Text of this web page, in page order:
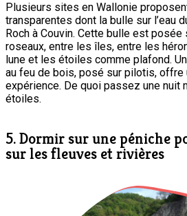
Plusieurs sites en Wallonie
transparentes dont la bulle sur l’eau
Roch à Couvin. Cette bulle est posée
roseaux, entre les îles, entre les
lune et les étoiles comme plafond.
au feu de bois, posé sur pilotis, offre
expérience. De quoi passez une nuit
étoiles.
5. Dormir sur une péniche
sur les fleuves et rivières